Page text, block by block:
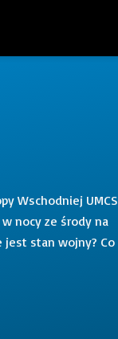
Wschodniej
nocy ze środy na
jest stan wojny? Co